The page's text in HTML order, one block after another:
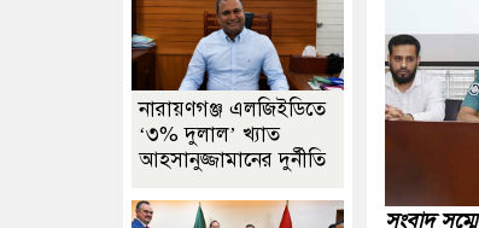
সংবাদ
নারায়ণগঞ্জ এলজিইডিতে
‘৩% দুলাল’ খ্যাত
আহসানুজ্জামানের দুর্নীতি